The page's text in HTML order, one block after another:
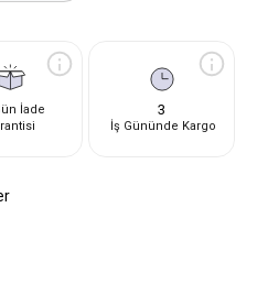
İade
3
İş Gününde Kargo